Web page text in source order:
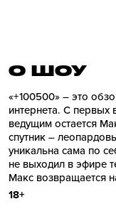
О ШОУ
«+100500» – это
интернета. С
ведущим остается
спутник –
уникальна сама по
не выходил в эфире
Макс возвращается
18+